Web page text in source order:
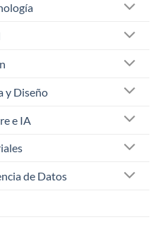
y Diseño
e IA
de Datos